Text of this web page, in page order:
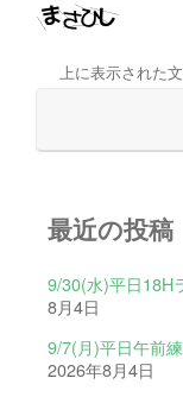
上に表示された
最近の投稿
9/30(水)平日18H
8月4日
9/7(月)平日午前
2026年8月4日